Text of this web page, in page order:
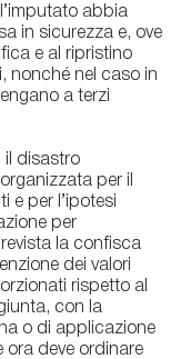
abbia
in sicurezza e, ove
e al ripristino
nonché nel caso in
a terzi
il disastro
per il
e per l’ipotesi
per
la confisca
dei valori
rispetto al
con la
o di applicazione
ora deve ordinare